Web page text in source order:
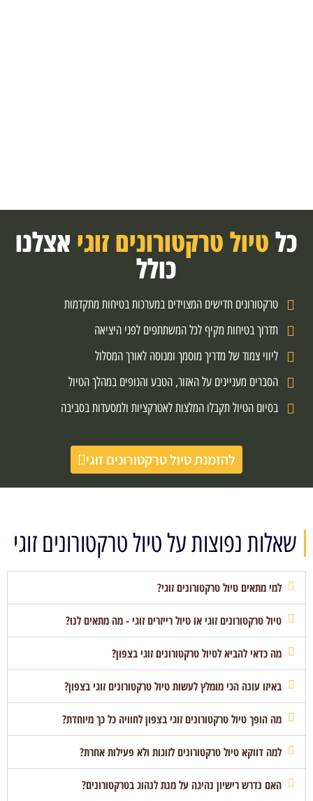
כלטיול טרקטורונים זוגי אצלנו
כולל
טרקטורונים חדישים המצוידים במערכות בטיחות מתקדמות
תדרוך בטיחות מקיף לכל המשתתפים לפני היציאה
ליווי צמוד של מדריך מוסמך ומנוסה לאורך המסלול
הסברים מעניינים על האזור, הטבע והנופים במהלך הטיול
בסיום הטיול תקבלו המלצות לאטרקציות ולמסעדות בסביבה
להזמנת טיול טרקטורונים זוגי
שאלות נפוצות על טיול טרקטורונים זוגי
למי מתאים טיול טרקטורונים זוגי?
טיול טרקטורונים זוגי או טיול רייזרים זוגי - מה מתאים לנו?
מה כדאי להביא לטיול טרקטורונים זוגי בצפון?
באיזו עונה הכי מומלץ לעשות טיול טרקטורונים זוגי בצפון?
מה הופך טיול טרקטורונים זוגי בצפון לחוויה כל כך מיוחדת?
למה דווקא טיול טרקטורונים לזוגות ולא פעילות אחרת?
האם נדרש רישיון נהיגה על מנת לנהוג בטרקטורונים?